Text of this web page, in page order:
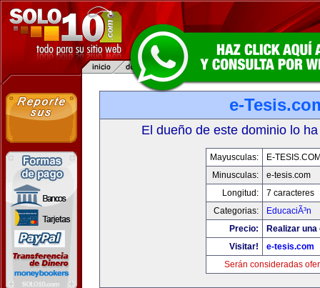
e-
El dueño de este dominio lo
Mayusculas:
E-
Minusculas:
e-tesis.com
Longitud:
7 caracteres
Categorias:
EducaciÃ³n
Precio:
Realizar
Visitar!
e-tesis.com
Serán consideradas